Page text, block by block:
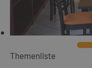
Themenliste